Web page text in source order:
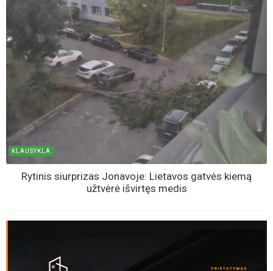
KLAUSYKLA
Rytinis siurprizas Jonavoje: Lietavos gatvės kiemą
užtvėrė išvirtęs medis